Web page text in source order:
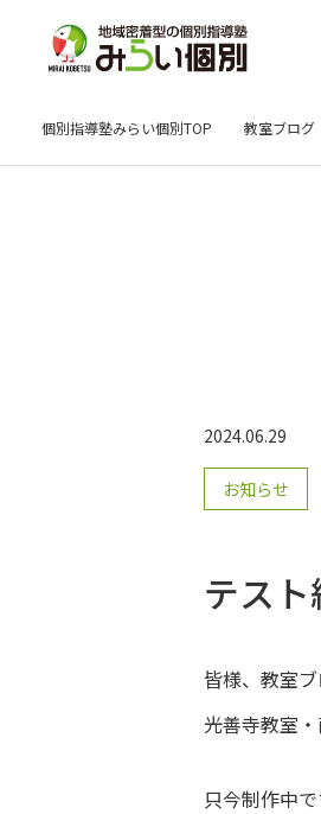
個別指導塾みらい個別TOP 教室ブログ
2024.06.29
お知らせ
テス
皆様、教室
光善寺教室
只今制作中で